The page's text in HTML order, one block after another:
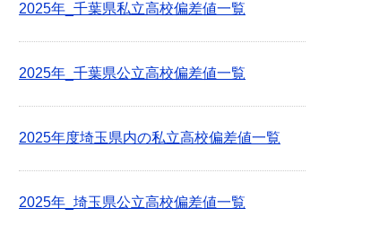
2025年_千葉県私立高校偏差値一覧
2025年_千葉県公立高校偏差値一覧
2025年度埼玉県内の私立高校偏差値一覧
2025年_埼玉県公立高校偏差値一覧